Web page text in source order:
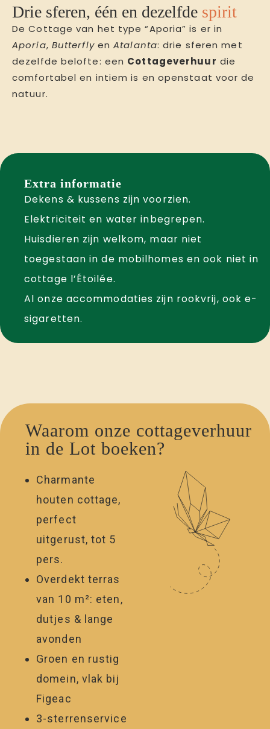
Drie sferen, één en dezelfde spirit
De Cottage van het type “Aporia” is er in
Aporia, ButterflyenAtalanta: drie sferen met
dezelfde belofte: een Cottageverhuur die
comfortabel en intiem is en openstaat voor de
natuur.
Extra informatie
Dekens & kussens zijn voorzien.
Elektriciteit en water inbegrepen.
Huisdieren zijn welkom, maar niet
toegestaan in de mobilhomes en ook niet in
cottage l’Étoilée.
Al onze accommodaties zijn rookvrij, ook e-
sigaretten.
Waarom onze cottageverhuur
in de Lot boeken?
Charmante
houten cottage,
perfect
uitgerust, tot 5
pers.
Overdekt terras
van 10 m²: eten,
dutjes & lange
avonden
Groen en rustig
domein, vlak bij
Figeac
3-sterrenservice